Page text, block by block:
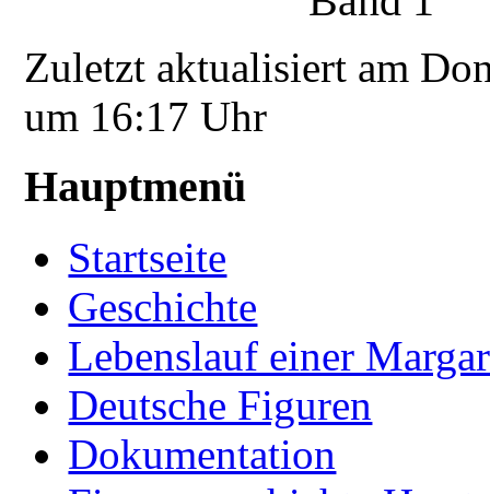
Zuletzt aktualisiert am
um 16:17 Uhr
Hauptmenü
Startseite
Geschichte
Lebenslauf einer
Deutsche Figuren
Dokumentation